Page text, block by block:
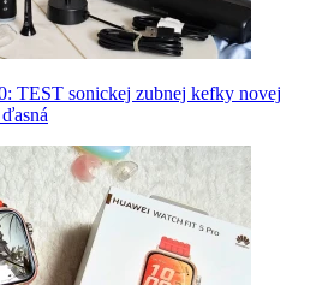
TEST sonickej zubnej kefky novej